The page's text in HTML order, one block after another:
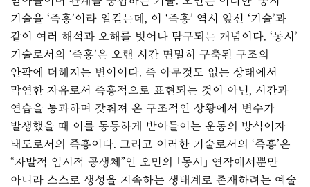
기술을 ‘즉흥’이라 일컫는데, 이 ‘즉흥’ 역시 앞선 ‘기술’과
같이 여러 해석과 오해를 벗어나 탐구되는 개념이다. ‘동시’
기술로서의 ‘즉흥’은 오랜 시간 면밀히 구축된 구조의
안팎에 더해지는 변이이다. 즉 아무것도 없는 상태에서
막연한 자유로서 즉흥적으로 표현되는 것이 아닌, 시간과
연습을 통과하며 갖춰져 온 구조적인 상황에서 변수가
발생했을 때 이를 동등하게 받아들이는 운동의 방식이자
태도로서의 즉흥이다. 그리고 이러한 기술로서의 ‘즉흥’은
“자발적 임시적 공생체”인 오민의 「동시」 연작에서뿐만
아니라 스스로 생성을 지속하는 생태계로 존재하려는 예술